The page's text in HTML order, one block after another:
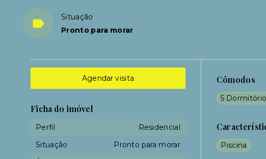
Situação
Pronto para morar
Cômodos
5
Piscina
Agendar visita
Ficha do imóvel
Perfil
Residencial
Situação
Pronto para morar